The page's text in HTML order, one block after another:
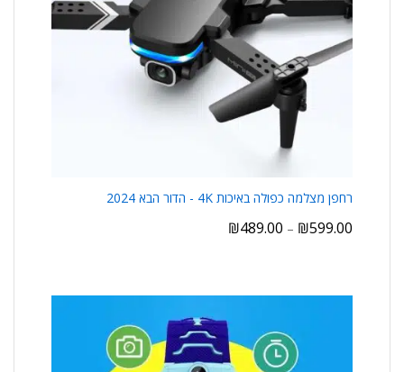
רחפן מצלמה כפולה באיכות 4K - הדור הבא 2024
₪489.00 – ₪599.00